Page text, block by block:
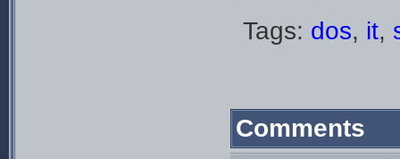
Tags: dos, it,
Comments